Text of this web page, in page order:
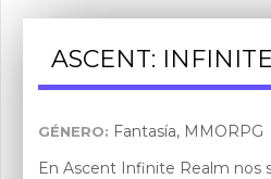
ASCENT:
GÉNERO: Fantasía, MMORPG
En Ascent Infinite Realm nos